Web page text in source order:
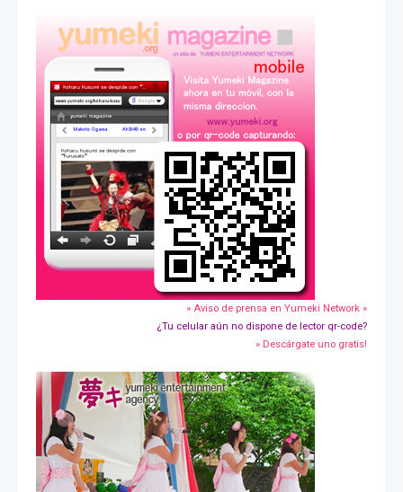
» Aviso de prensa en Yumeki Network »
¿Tu celular aún no dispone de lector qr-code?
» Descárgate uno gratis!